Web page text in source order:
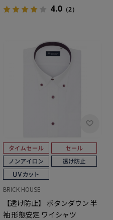
4.0 （2）
BRICK HOUSE
【透け防止】 ボタンダウン 半
袖 形態安定 ワイシャツ